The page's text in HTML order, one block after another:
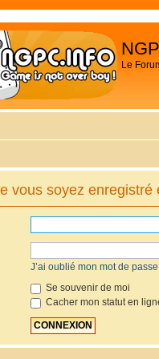
Le
vous soyez
J’ai oublié mon mot de passe
Se souvenir de moi
Cacher mon statut en